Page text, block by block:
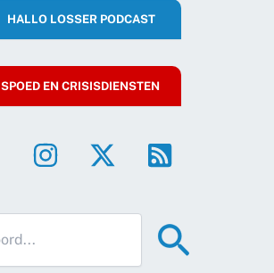
HALLO LOSSER PODCAST
SPOED EN CRISISDIENSTEN